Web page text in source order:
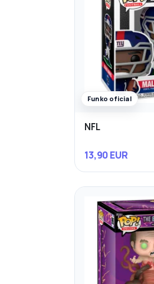
Funko oficial
NFL
13,90 EUR